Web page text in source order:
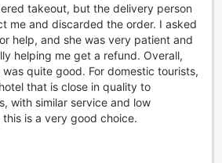
takeout, but the delivery person
me and discarded the order. I asked
help, and she was very patient and
helping me get a refund. Overall,
quite good. For domestic tourists,
that is close in quality to
with similar service and low
is a very good choice.